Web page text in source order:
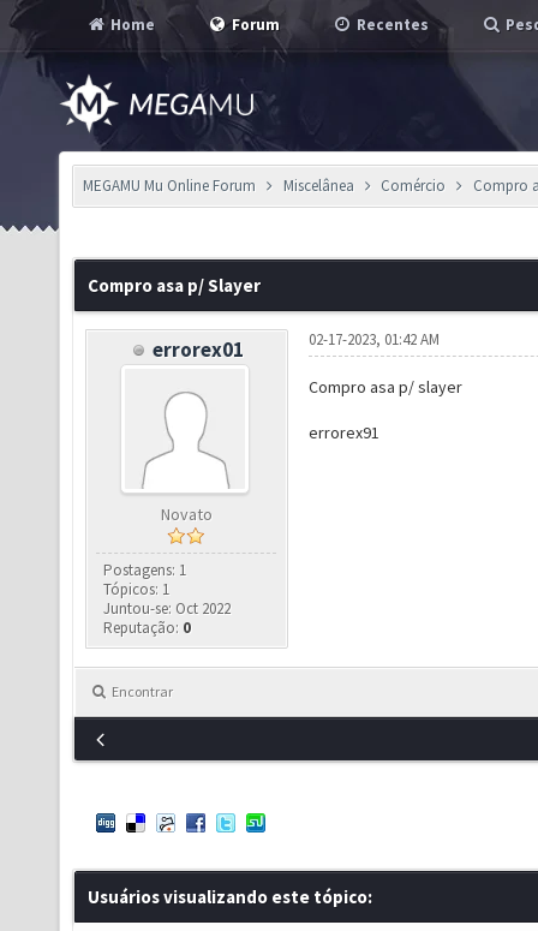
Home Forum Recentes
MEGAMU Mu Online Forum Miscelânea Comércio Compro
Compro asa p/ Slayer
errorex01
Novato
Postagens: 1
Tópicos: 1
Juntou-se: Oct 2022
Reputação: 0
02-17-2023, 01:42 AM
Compro asa p/ slayer
errorex91
Encontrar
Usuários visualizando este tópico: